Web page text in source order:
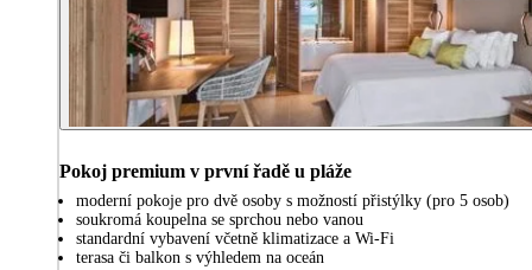
Pokoj premium v první řadě u pláže
moderní pokoje pro dvě osoby s možností přistýlky (pro 5 osob)
soukromá koupelna se sprchou nebo vanou
standardní vybavení včetně klimatizace a Wi-Fi
terasa či balkon s výhledem na oceán